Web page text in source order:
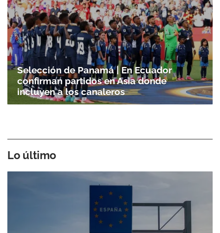
Selección de Panamá | En Ecuador
confirman partidos en Asia donde
incluyen a los canaleros
Lo último